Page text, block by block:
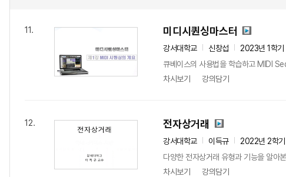
11. 미디시퀀싱마스터
강서대학교 신창섭
2023년 1학기
큐베이스의 사용법을 학습하고 MIDI
차시보기
강의담기
12. 전자상거래
강서대학교 이득규
2022년 2학기
다양한 전자상거래 유형과 기능을 알아
차시보기
강의담기